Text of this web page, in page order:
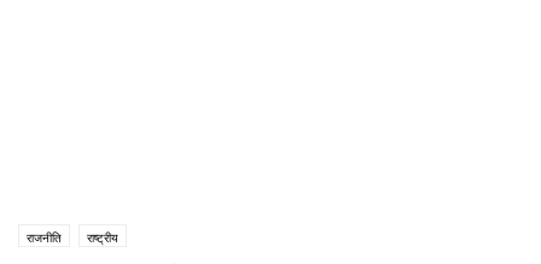
राजनीति राष्ट्रीय